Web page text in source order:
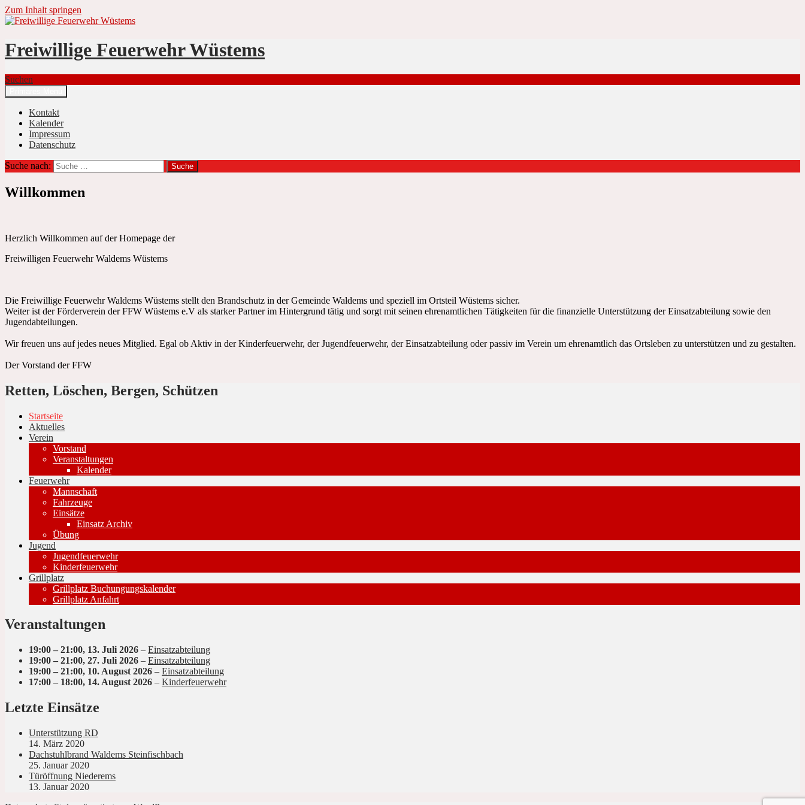
Zum Inhalt springen
Freiwillige Feuerwehr Wüstems
Suchen
Kontakt
Kalender
Impressum
Datenschutz
Suche nach:
Willkommen
Herzlich Willkommen auf der Homepage der
Freiwilligen Feuerwehr Waldems Wüstems
Die Freiwillige Feuerwehr Waldems Wüstems stellt den Brandschutz in der Gemeinde Waldems und speziell im Ortsteil Wüstems sicher.
Weiter ist der Förderverein der FFW Wüstems e.V als starker Partner im Hintergrund tätig und sorgt mit seinen ehrenamtlichen Tätigkeiten für die finanzielle Unterstützung der Einsatzabteilung sowie den
Jugendabteilungen.
Wir freuen uns auf jedes neues Mitglied. Egal ob Aktiv in der Kinderfeuerwehr, der Jugendfeuerwehr, der Einsatzabteilung oder passiv im Verein um ehrenamtlich das Ortsleben zu unterstützen und zu gestalten.
Der Vorstand der FFW
Retten, Löschen, Bergen, Schützen
Startseite
Aktuelles
Verein
Vorstand
Veranstaltungen
Kalender
Feuerwehr
Mannschaft
Fahrzeuge
Einsätze
Einsatz Archiv
Übung
Jugend
Jugendfeuerwehr
Kinderfeuerwehr
Grillplatz
Grillplatz Buchungungskalender
Grillplatz Anfahrt
Veranstaltungen
19:00 – 21:00, 13. Juli 2026 – Einsatzabteilung
19:00 – 21:00, 27. Juli 2026 – Einsatzabteilung
19:00 – 21:00, 10. August 2026 – Einsatzabteilung
17:00 – 18:00, 14. August 2026 – Kinderfeuerwehr
Letzte Einsätze
Unterstützung RD
14. März 2020
Dachstuhlbrand Waldems Steinfischbach
25. Januar 2020
Türöffnung Niederems
13. Januar 2020